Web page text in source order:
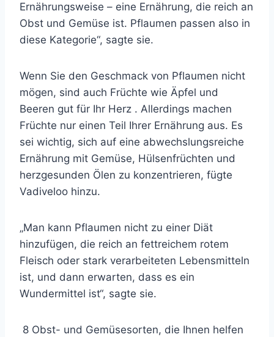
Ernährungsweise – eine Ernährung, die reich an
Obst und Gemüse ist. Pflaumen passen also in
diese Kategorie“, sagte sie.
Wenn Sie den Geschmack von Pflaumen nicht
mögen, sind auch Früchte wie Äpfel und
Beeren gut für Ihr Herz . Allerdings machen
Früchte nur einen Teil Ihrer Ernährung aus. Es
sei wichtig, sich auf eine abwechslungsreiche
Ernährung mit Gemüse, Hülsenfrüchten und
herzgesunden Ölen zu konzentrieren, fügte
Vadiveloo hinzu.
„Man kann Pflaumen nicht zu einer Diät
hinzufügen, die reich an fettreichem rotem
Fleisch oder stark verarbeiteten Lebensmitteln
ist, und dann erwarten, dass es ein
Wundermittel ist“, sagte sie.
8 Obst- und Gemüsesorten, die Ihnen helfen